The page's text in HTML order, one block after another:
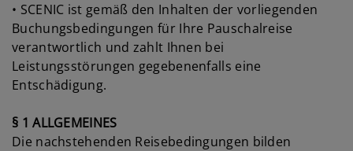
• SCENIC ist gemäß den Inhalten der vorliegenden
Buchungsbedingungen für Ihre Pauschalreise
verantwortlich und zahlt Ihnen bei
Leistungsstörungen gegebenenfalls eine
Entschädigung.
§ 1 ALLGEMEINES
Die nachstehenden Reisebedingungen bilden